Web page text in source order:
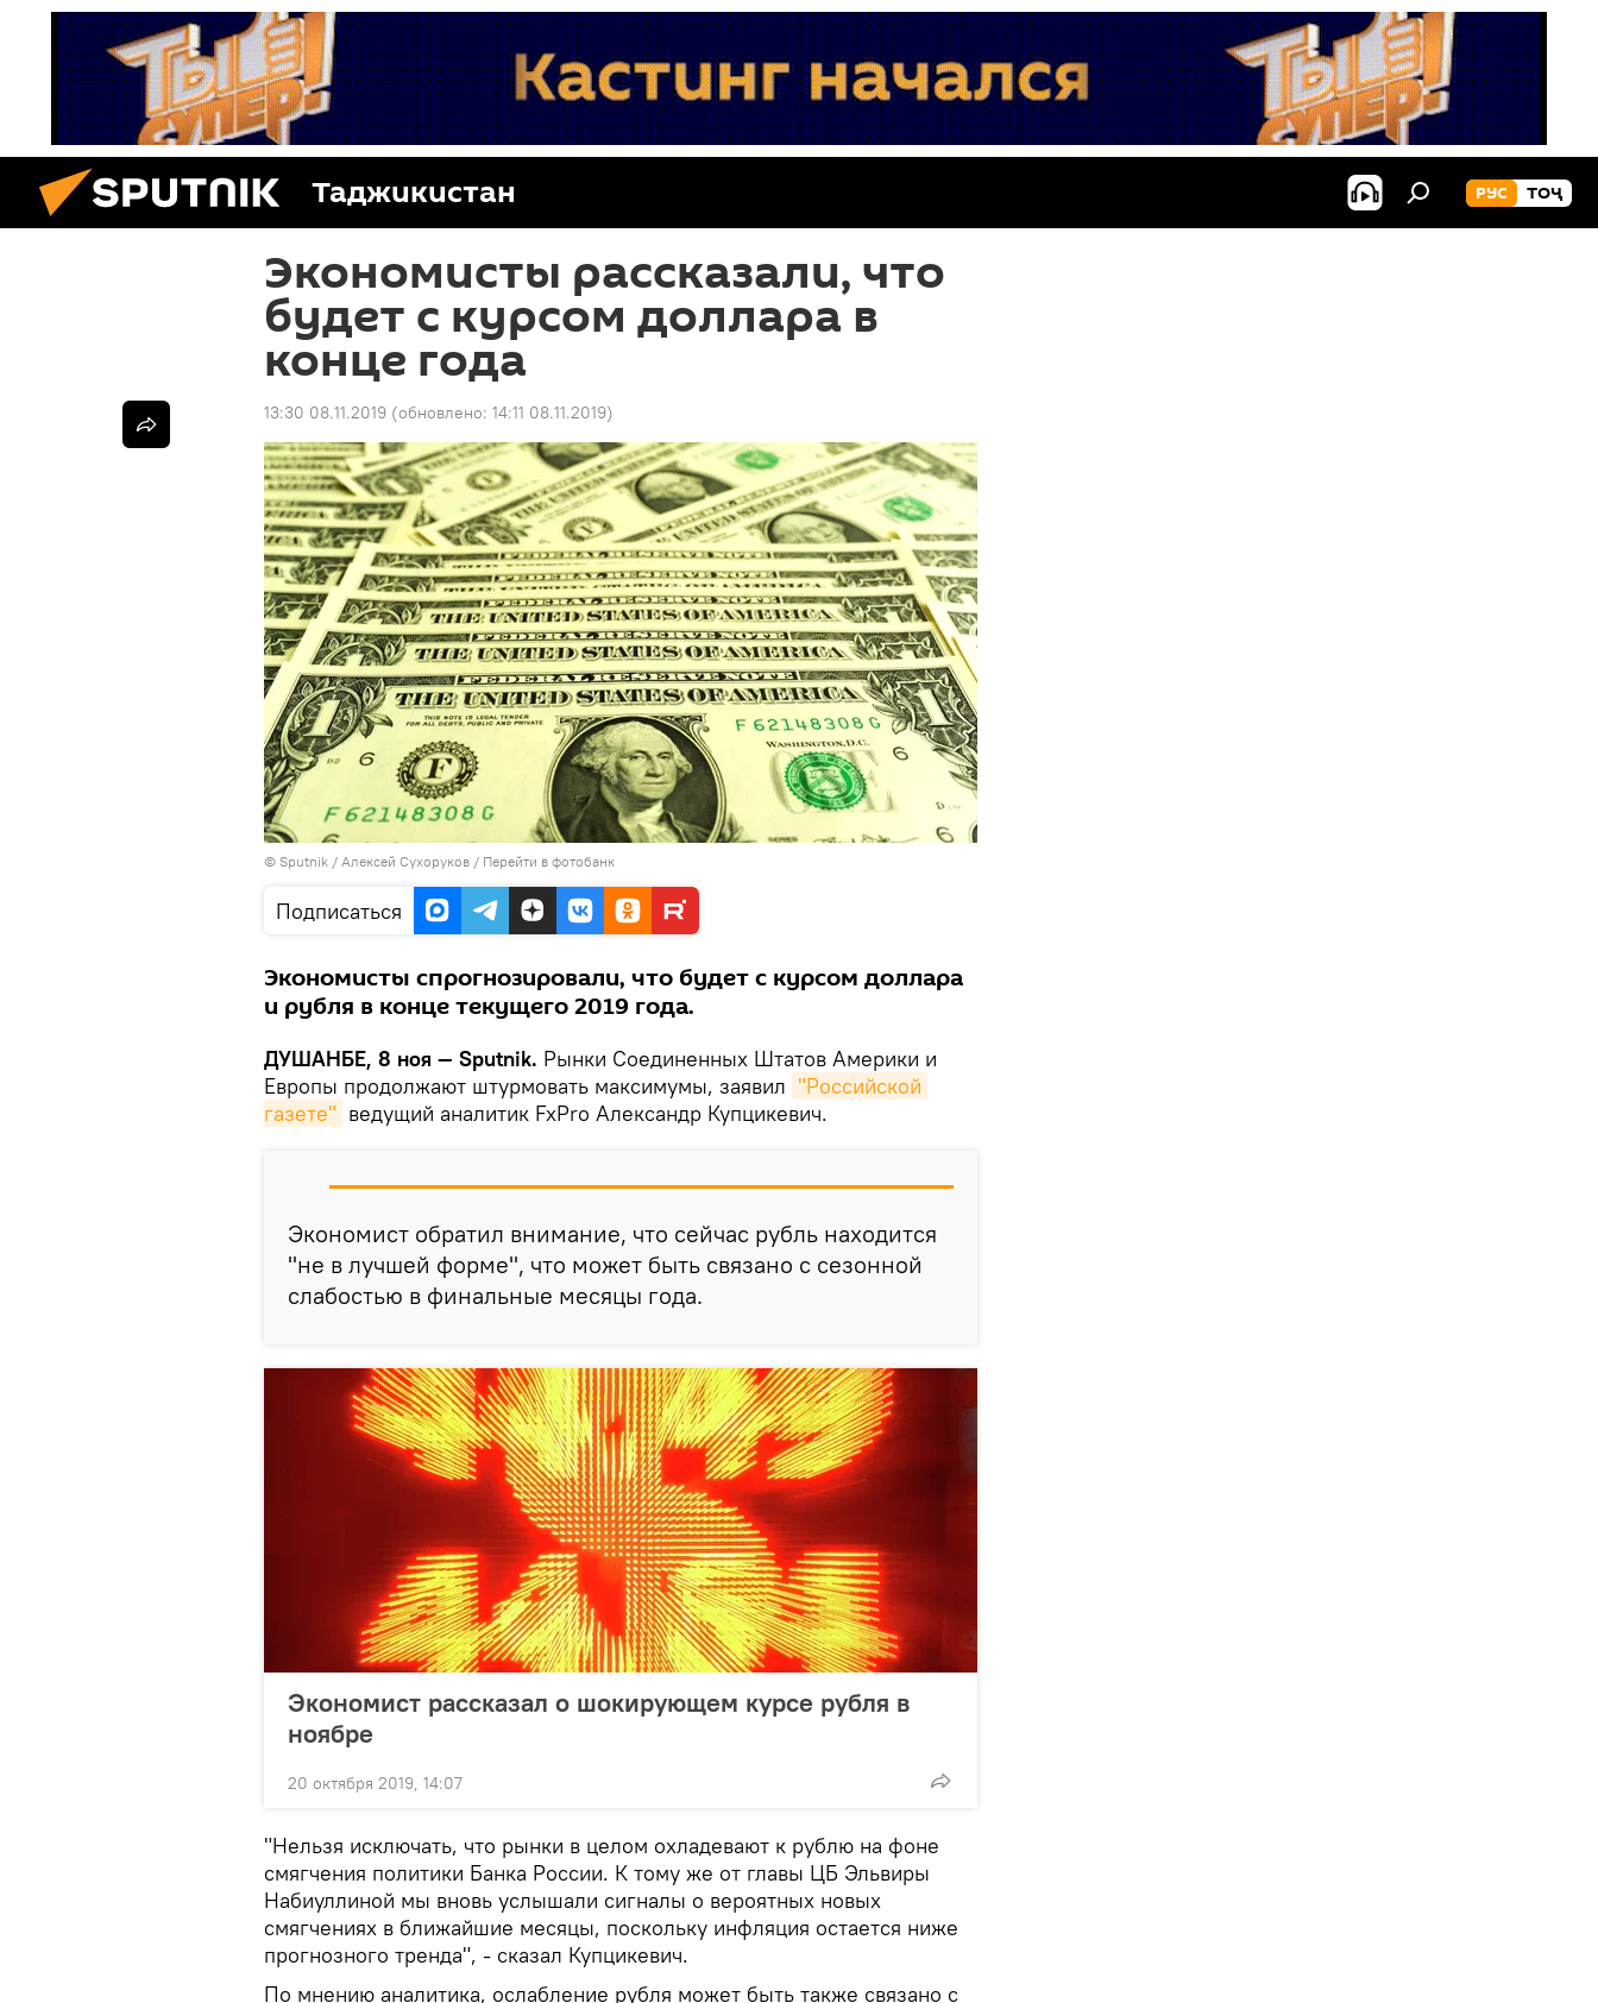
Таджикистан РУС ТОҶ
Экономисты рассказали, что
будет с курсом доллара в
конце года
13:30 08.11.2019 (обновлено: 14:11 08.11.2019)
© Sputnik / Алексей Сухоруков / Перейти в фотобанк
Подписаться
Экономисты спрогнозировали, что будет с курсом доллара
и рубля в конце текущего 2019 года.
ДУШАНБЕ, 8 ноя — Sputnik. Рынки Соединенных Штатов Америки и
Европы продолжают штурмовать максимумы, заявил "Российской
газете" ведущий аналитик FxPro Александр Купцикевич.
Экономист обратил внимание, что сейчас рубль находится
"не в лучшей форме", что может быть связано с сезонной
слабостью в финальные месяцы года.
Экономист рассказал о шокирующем курсе рубля в
ноябре
20 октября 2019, 14:07
"Нельзя исключать, что рынки в целом охладевают к рублю на фоне
смягчения политики Банка России. К тому же от главы ЦБ Эльвиры
Набиуллиной мы вновь услышали сигналы о вероятных новых
смягчениях в ближайшие месяцы, поскольку инфляция остается ниже
прогнозного тренда", - сказал Купцикевич.
По мнению аналитика, ослабление рубля может быть также связано с